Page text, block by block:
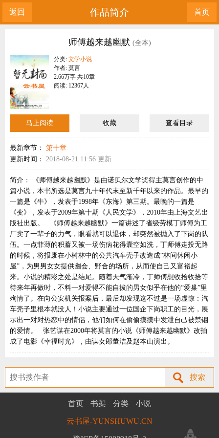
返回 首页
作品简介
师傅越来越幽默 (全本)
分类: 文学小说
作者: 莫言
2.66万字 共10章
阅读: 12367人
马上阅读 收藏 查看目录
最新章节： 第十章
更新时间： 2018-08-21 11:56 更新
简介：
《师傅越来越幽默》是由诺贝尔文学奖得主莫言创作的中
篇小说，本书所选是莫言九十年代末至新千年以来的作品。最早的
一篇是《牛》，发表于1998年《东海》第三期。最晚的一篇是
《变》，发表于2009年第十期《人民文学》，2010年由上海文艺出
版社出版。 《师傅越来越幽默》一篇讲述了省级劳模丁师傅为工
厂卖了一辈子的力气，眼看就可以退休，却突然被抛入了下岗的队
伍。一点菲薄的积蓄又被一场伤病花得囊空如洗，丁师傅走投无路
的时候，将报废在小树林中的公共汽车壳子改造成“林间休闲小
屋”，为男男女女提供幽会、野合的场所，从而使自己又富裕起
来。小说的精彩之处是结尾。随着天气渐冷，丁师傅想收拾收拾等
待来年再做时，不料一对爱得不能自拔的男女似乎在他的“爱巢”里
殉情了。在向公安机关报案后，最后却发现这不过是一场虚惊：汽
车壳子里根本就没人！小说主要通过一位国企下岗职工的目光，展
示出一对对热恋中的情侣，他们如何在偷偷摸摸中发泄自己被禁锢
的爱情。 张艺谋在2000年将莫言的小说《师傅越来越幽默》改拍
成了电影《幸福时光》，由谋女郎董洁及赵本山演出。
搜索
首页 书架 分类 小说
云书屋-YUNSHUWU.CN